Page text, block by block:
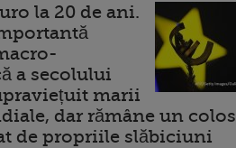
la 20 de ani.
a secolului
marii
dar rămâne un colos
de propriile slăbiciuni